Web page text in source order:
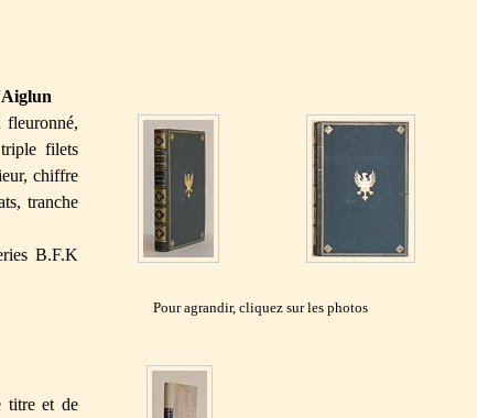
filets
chiffre
tranche
B.F.K
Pour agrandir, cliquez sur les photos
titre et de